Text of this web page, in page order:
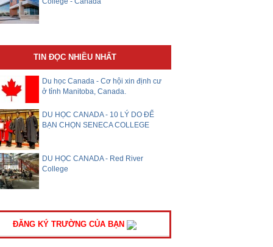
TIN ĐỌC NHIỀU NHẤT
Du học Canada - Cơ hội xin định cư
ở tỉnh Manitoba, Canada.
DU HỌC CANADA - 10 LÝ DO ĐỂ
BẠN CHỌN SENECA COLLEGE
DU HỌC CANADA - Red River
College
ĐĂNG KÝ TRƯỜNG CỦA BẠN